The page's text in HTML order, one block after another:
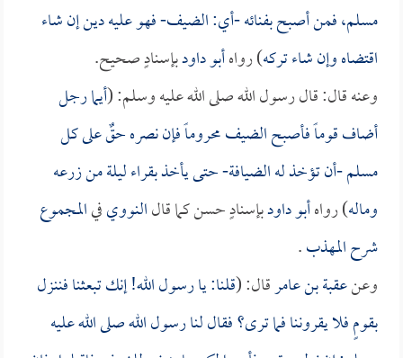
مسلم، فمن أصبح بفنائه -أي: الضيف- فهو عليه دين إن شاء
اقتضاه وإن شاء تركه) رواهأبو داودبإسنادٍ صحيح.
وعنه قال: قال رسول الله صلى الله عليه وسلم: (أيما رجل
أضاف قوماً فأصبح الضيف محروماً فإن نصره حقٌ على كل
مسلم -أن تؤخذ له الضيافة- حتى يأخذ بقراء ليلة من زرعه
وماله) رواهأبو داودبإسنادٍ حسن كما قالالنوويفيالمجموع
شرح المهذب.
وعنعقبة بن عامرقال: (قلنا: يا رسول الله! إنك تبعثنا فننزل
بقومٍ فلا يقروننا فما ترى؟ فقال لنا رسول الله صلى الله عليه